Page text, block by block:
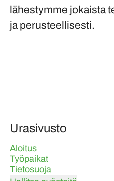
lähestymme jokaista
ja perusteellisesti.
Urasivusto
Aloitus
Työpaikat
Tietosuoja